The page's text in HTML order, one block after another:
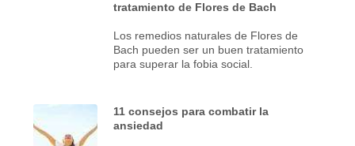
tratamiento de Flores de Bach
Los remedios naturales de Flores de
Bach pueden ser un buen tratamiento
para superar la fobia social.
11 consejos para combatir la
ansiedad